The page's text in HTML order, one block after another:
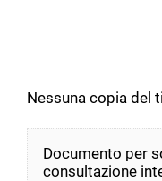
Nessuna copia del
Documento per
consultazione